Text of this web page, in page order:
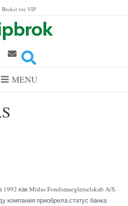
Broker for VIP
MENU
как Midas Fondsmaeglerselskab A/S.
компания приобрела статус банка